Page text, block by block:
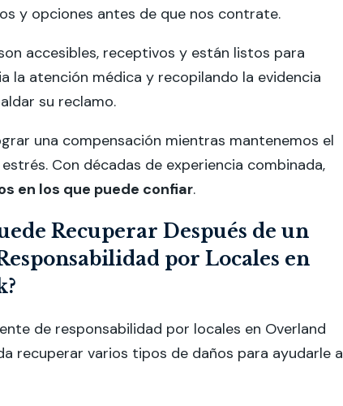
y opciones antes de que nos contrate.
accesibles, receptivos y están listos para
la atención médica y recopilando la evidencia
su reclamo.
una compensación mientras mantenemos el
Con décadas de experiencia combinada,
en los que puede confiar.
Recuperar Después de un
por Locales en
de responsabilidad por locales en Overland
recuperar varios tipos de daños para ayudarle a